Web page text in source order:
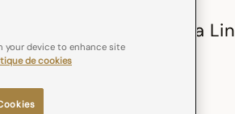
De Table Venezia Lin
your device to enhance site
de cookies